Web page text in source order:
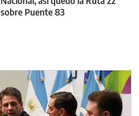
sobre Puente 83